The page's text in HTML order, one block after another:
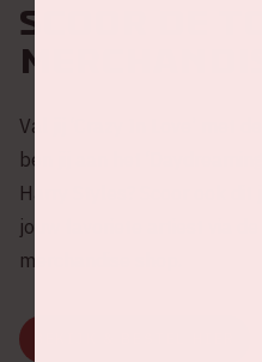
Scoor de
Val jij ‘Crazy In Love’ met
ben jij aan het
Harry Styles? Scoor ook dit
jouw favoriete artiest via de
merchandise shop.